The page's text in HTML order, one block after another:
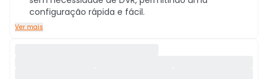
configuração rápida e fácil.
Ver mais